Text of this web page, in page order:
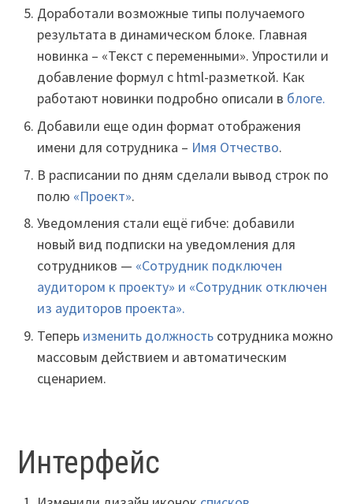
Доработали возможные типы получаемого
результата в динамическом блоке. Главная
новинка – «Текст с переменными». Упростили и
добавление формул с html-разметкой. Как
работают новинки подробно описали в блоге.
Добавили еще один формат отображения
имени для сотрудника – Имя Отчество.
В расписании по дням сделали вывод строк по
полю «Проект».
Уведомления стали ещё гибче: добавили
новый вид подписки на уведомления для
сотрудников — «Сотрудник подключен
аудитором к проекту» и «Сотрудник отключен
из аудиторов проекта».
Теперь изменить должность сотрудника можно
массовым действием и автоматическим
сценарием.
Интерфейс